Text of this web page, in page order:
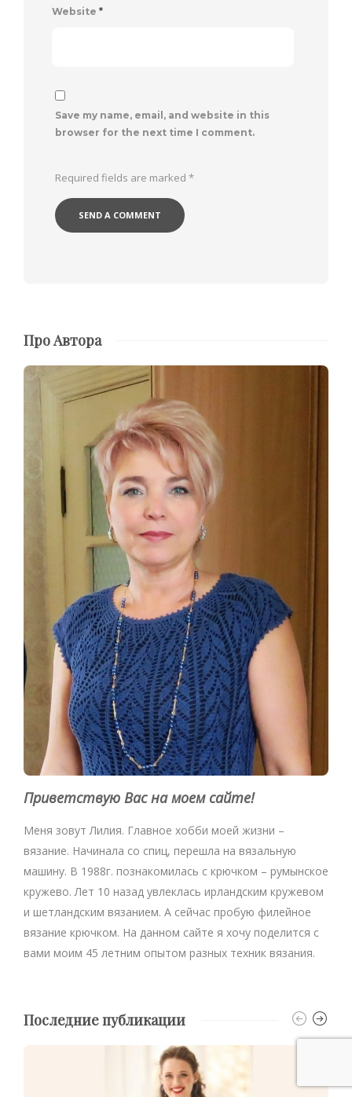
Website *
Save my name, email, and website in this
browser for the next time I comment.
Required fields are marked *
Про Автора
Приветствую Вас на моем сайте!
Меня зовут Лилия. Главное хобби моей жизни –
вязание. Начинала со спиц, перешла на вязальную
машину. В 1988г. познакомилась с крючком – румынское
кружево. Лет 10 назад увлеклась ирландским кружевом
и шетландским вязанием. А сейчас пробую филейное
вязание крючком. На данном сайте я хочу поделится с
вами моим 45 летним опытом разных техник вязания.
Последние публикации